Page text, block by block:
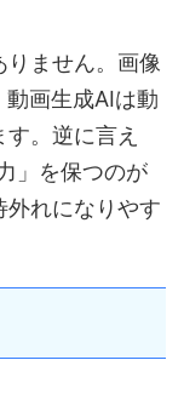
ません。画像
画生成AIは動
。逆に言え
」を保つのが
れになりやす